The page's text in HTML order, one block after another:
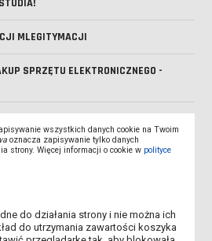
MLEGITYMACJI
SPRZĘTU ELEKTRONICZNEGO -
2026 R.
LEŻAKÓW DLA STUDENTÓW I
2026 - ZNAMY LAUREATÓW VI EDYCJI
wszystkich danych cookie na Twoim
oznacza zapisywanie tylko danych
strony. Więcej informacji o cookie w polityce
do działania strony i nie można ich
do utrzymania zawartości koszyka